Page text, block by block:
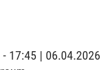
17:45 | 06.04.2026